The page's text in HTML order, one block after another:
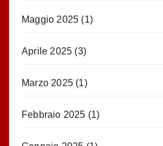
Maggio 2025 (1)
Aprile 2025 (3)
Marzo 2025 (1)
Febbraio 2025 (1)